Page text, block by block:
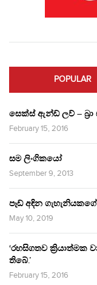
POPULAR
සෙක්ස් ඇන්ඩ් ලව් – බ්‍රා
February 15, 2016
සම ලිංගිකයෝ
September 9, 2013
පෑඩ් අඳින
May 10, 2019
‘රහසිගතව ක්‍රියාත්මක
තිබේ.’
February 15, 2016